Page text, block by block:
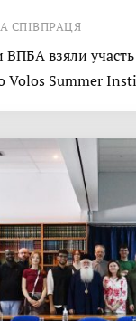
СПІВПРАЦЯ
взяли участь
Volos Summer